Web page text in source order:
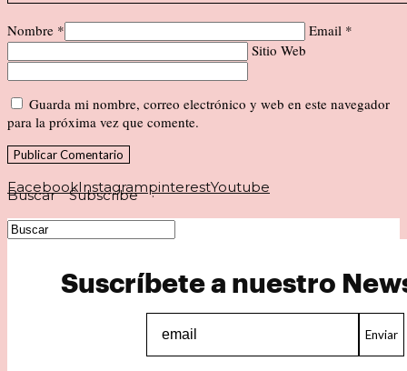
Nombre *
Email *
Sitio Web
Guarda mi nombre, correo electrónico y web en este navegador
para la próxima vez que comente.
FacebookInstagrampinterestYoutube
Buscar Subscribe ·
Suscríbete a nuestro